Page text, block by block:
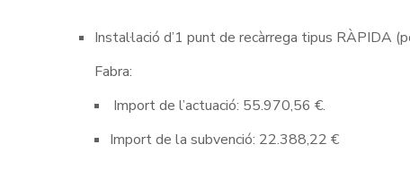
Instal·lació d’1 punt de recàrrega tipus RÀPIDA
Fabra:
Import de l’actuació: 55.970,56 €.
Import de la subvenció: 22.388,22 €